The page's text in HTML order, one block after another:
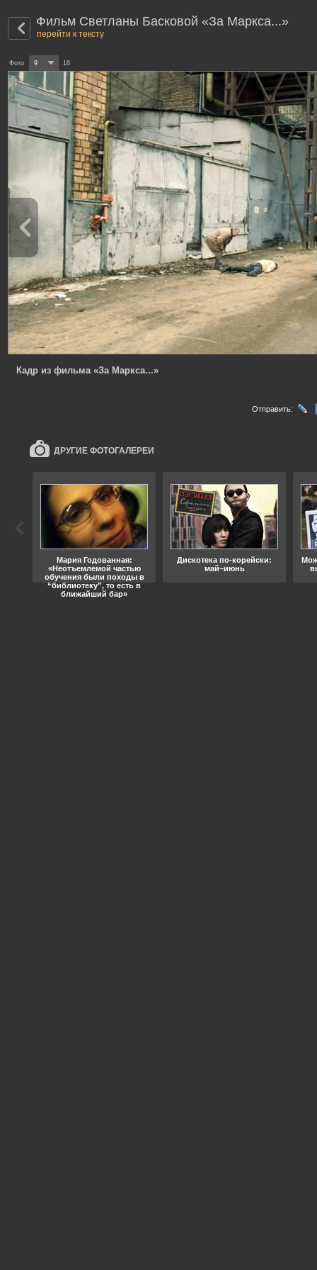
Фильм Светланы Басковой «За Маркса...»
перейти к тексту
Фото 9 18
Кадр из фильма «За Маркса...»
Отправить:
ДРУГИЕ ФОТОГАЛЕРЕИ
Мария Годованная:
«Неотъемлемой частью
обучения были походы в
“библиотеку”, то есть в
ближайший бар»
Дискотека по-корейски:
май–июнь